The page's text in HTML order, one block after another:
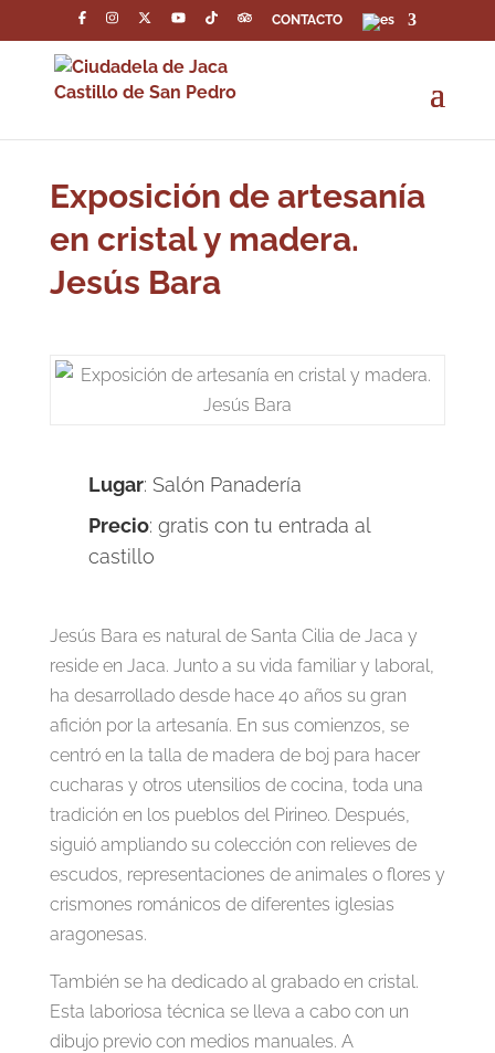
CONTACTO
Exposición de artesanía
en cristal y madera.
Jesús Bara
Lugar: Salón Panadería
Precio: gratis con tu entrada al
castillo
Jesús Bara es natural de Santa Cilia de Jaca y
reside en Jaca. Junto a su vida familiar y laboral,
ha desarrollado desde hace 40 años su gran
afición por la artesanía. En sus comienzos, se
centró en la talla de madera de boj para hacer
cucharas y otros utensilios de cocina, toda una
tradición en los pueblos del Pirineo. Después,
siguió ampliando su colección con relieves de
escudos, representaciones de animales o flores y
crismones románicos de diferentes iglesias
aragonesas.
También se ha dedicado al grabado en cristal.
Esta laboriosa técnica se lleva a cabo con un
dibujo previo con medios manuales. A